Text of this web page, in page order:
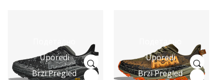
Uporedi
Brzi Pregled
Подетално
Uporedi
Brzi Pregled